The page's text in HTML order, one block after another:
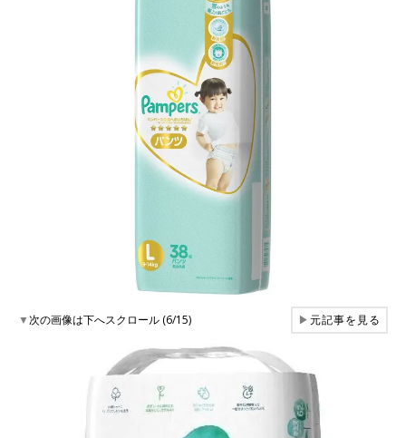
▼次の画像は下へスクロール (6/15) ▶元記事を見る